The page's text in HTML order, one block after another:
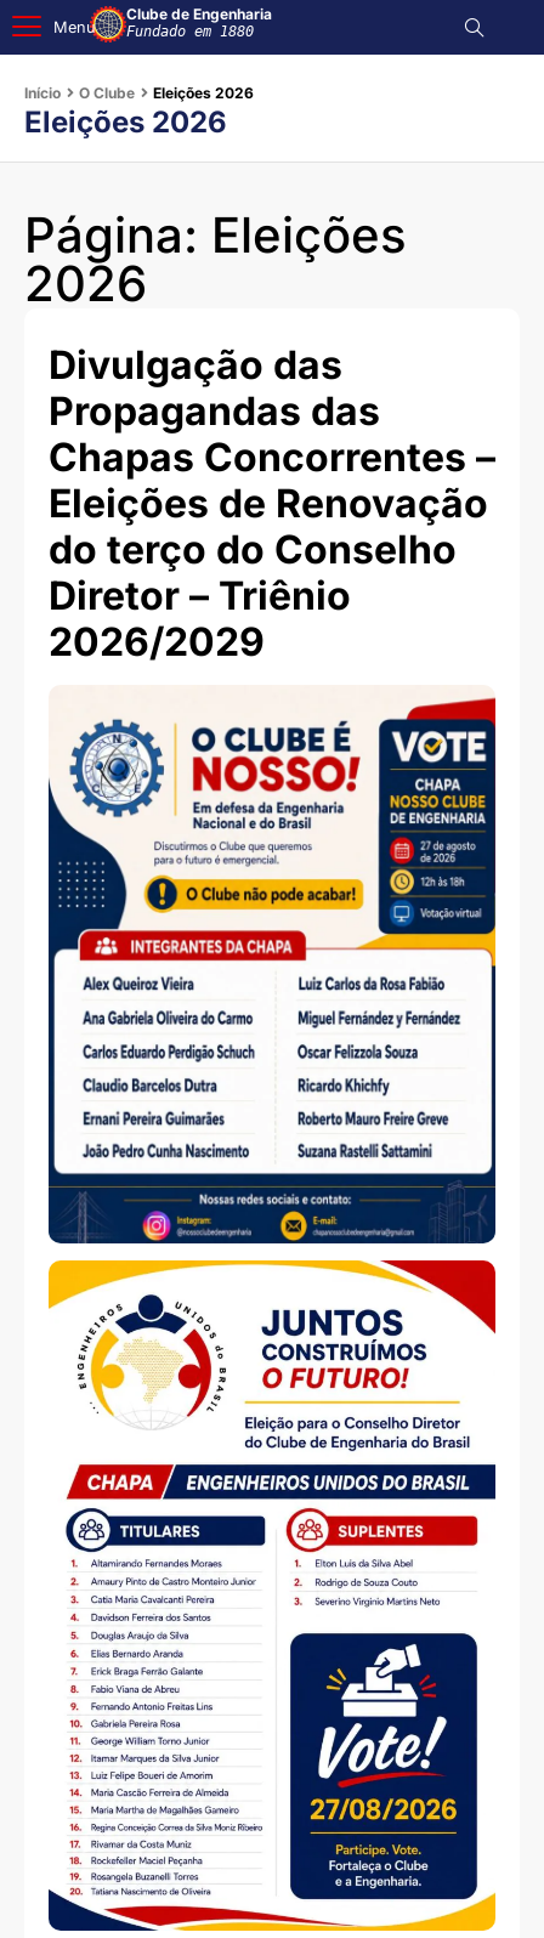
Menu
Clube de Engenharia
Fundado em 1880
Início O Clube Eleições 2026
Eleições 2026
Página: Eleições
2026
Divulgação das
Propagandas das
Chapas Concorrentes –
Eleições de Renovação
do terço do Conselho
Diretor – Triênio
2026/2029